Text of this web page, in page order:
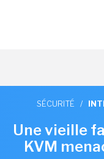
SÉCURITÉ /
Une vieille
KVM